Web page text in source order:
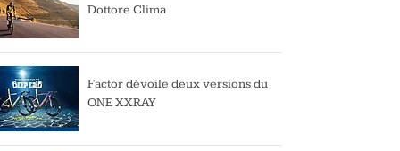
Dottore Clima
Factor dévoile deux versions du
ONE XXRAY